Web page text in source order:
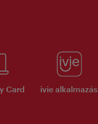
Card ivie alkalmazás